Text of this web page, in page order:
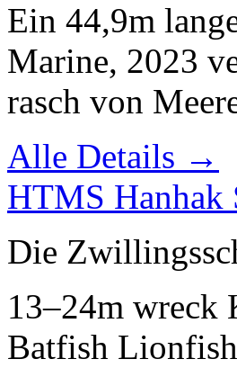
Ein 44,9m
Marine, 2023
rasch von
Alle Details →
HTMS Hanhak
Die
13–24m wreck
Batfish Lionfish